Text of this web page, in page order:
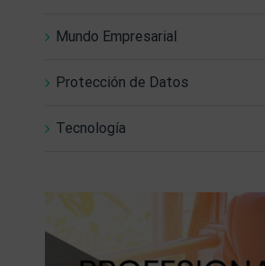
Mundo Empresarial
Protección de Datos
Tecnología